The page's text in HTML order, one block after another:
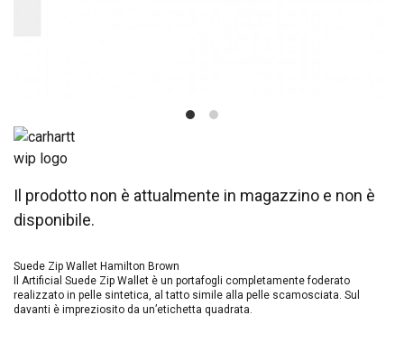
Il prodotto non è attualmente in magazzino e non è
disponibile.
Suede Zip Wallet Hamilton Brown
Il Artificial Suede Zip Wallet è un portafogli completamente foderato
realizzato in pelle sintetica, al tatto simile alla pelle scamosciata. Sul
davanti è impreziosito da un’etichetta quadrata.